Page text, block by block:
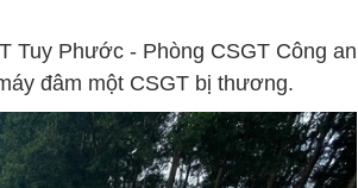
Tuy Phước - Phòng CSGT Công an
đâm một CSGT bị thương.